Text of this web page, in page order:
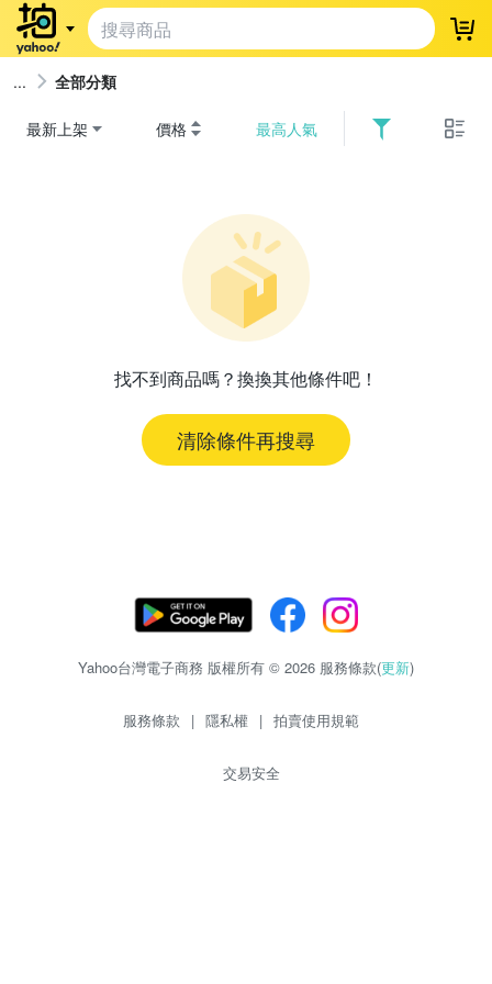
登
全部分類
最新上架 價格 最高人氣
找不到商品嗎？換換其他條件吧！
清除條件再搜尋
Yahoo台灣電子商務 版權所有 © 2026 服務條款(更新)
服務條款 | 隱私權 | 拍賣使用規範
交易安全